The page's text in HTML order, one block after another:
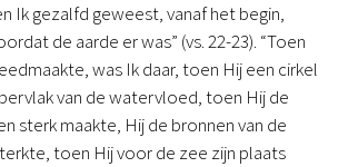
Ik gezalfd geweest, vanaf het begin,
de aarde er was” (vs. 22-23). “Toen
was Ik daar, toen Hij een cirkel
van de watervloed, toen Hij de
sterk maakte, Hij de bronnen van de
toen Hij voor de zee zijn plaats